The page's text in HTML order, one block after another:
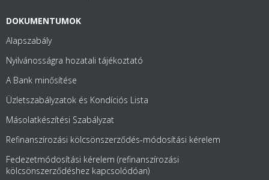
DOKUMENTUMOK
Alapszabály
Nyilvánosságra hozatali tájékoztató
A Bank minősítése
Üzletszabályzatok és Kondíciós Lista
Másolatkészítési Szabályzat
Refinanszírozási kölcsönszerződés-módosítási kérelem
Fedezetmódosítási kérelem (refinanszírozási
kölcsönszerződéshez kapcsolódóan)